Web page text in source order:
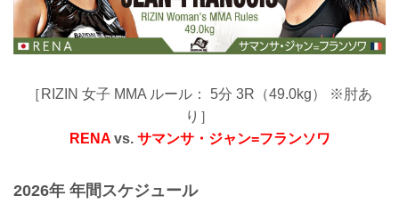
［RIZIN 女子 MMA ルール： 5分 3R（49.0kg） ※肘あ
り］
RENAvs. サマンサ・ジャン=フランソワ
2026年 年間スケジュール